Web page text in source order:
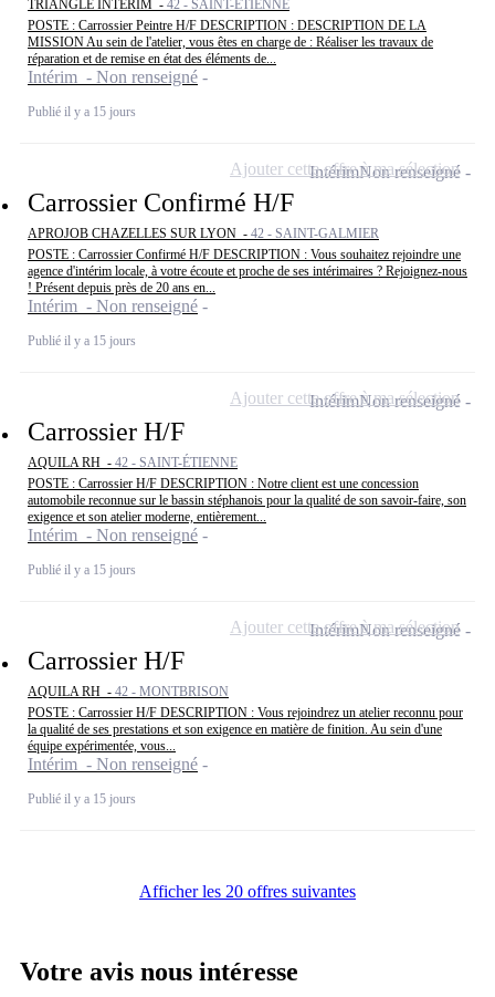
TRIANGLE INTÉRIM - 42 - SAINT-ÉTIENNE
POSTE : Carrossier Peintre H/F DESCRIPTION : DESCRIPTION DE LA
MISSION Au sein de l'atelier, vous êtes en charge de : Réaliser les travaux de
réparation et de remise en état des éléments de...
Intérim - Non renseigné
Publié il y a 15 jours
Carrossier Confirmé H/F
APROJOB CHAZELLES SUR LYON - 42 - SAINT-GALMIER
POSTE : Carrossier Confirmé H/F DESCRIPTION : Vous souhaitez rejoindre une
agence d'intérim locale, à votre écoute et proche de ses intérimaires ? Rejoignez-nous
! Présent depuis près de 20 ans en...
Intérim - Non renseigné
Publié il y a 15 jours
IntérimNon renseigné
Ajouter cette offre à ma sélection
Carrossier H/F
AQUILA RH - 42 - SAINT-ÉTIENNE
POSTE : Carrossier H/F DESCRIPTION : Notre client est une concession
automobile reconnue sur le bassin stéphanois pour la qualité de son savoir-faire, son
exigence et son atelier moderne, entièrement...
Intérim - Non renseigné
Publié il y a 15 jours
IntérimNon renseigné
Ajouter cette offre à ma sélection
Carrossier H/F
AQUILA RH - 42 - MONTBRISON
POSTE : Carrossier H/F DESCRIPTION : Vous rejoindrez un atelier reconnu pour
la qualité de ses prestations et son exigence en matière de finition. Au sein d'une
équipe expérimentée, vous...
Intérim - Non renseigné
Publié il y a 15 jours
IntérimNon renseigné
Ajouter cette offre à ma sélection
Afficher les 20 offres suivantes
Votre avis nous intéresse